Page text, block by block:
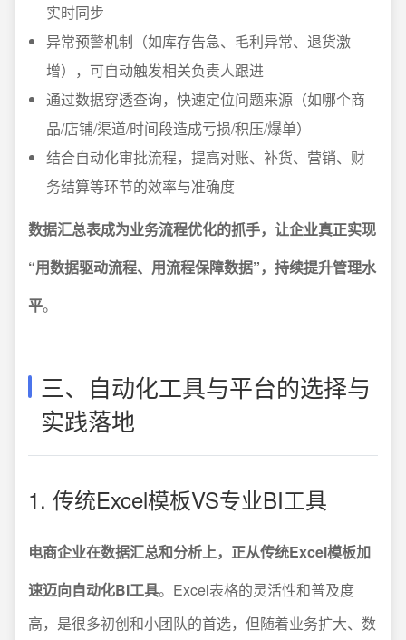
实时同步
异常预警机制（如库存告急、毛利异常、退货激
增），可自动触发相关负责人跟进
通过数据穿透查询，快速定位问题来源（如哪个商
品/店铺/渠道/时间段造成亏损/积压/爆单）
结合自动化审批流程，提高对账、补货、营销、财
务结算等环节的效率与准确度
数据汇总表成为业务流程优化的抓手，让企业真正实现
“用数据驱动流程、用流程保障数据”，持续提升管理水
平。
三、自动化工具与平台的选择与
实践落地
1. 传统Excel模板VS专业BI工具
电商企业在数据汇总和分析上，正从传统Excel模板加
速迈向自动化BI工具。Excel表格的灵活性和普及度
高，是很多初创和小团队的首选，但随着业务扩大、数